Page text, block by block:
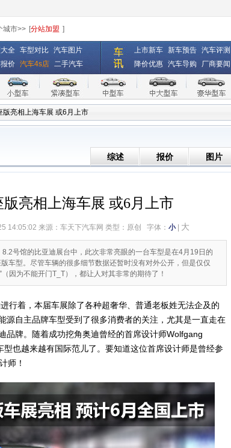
城市>> [分站加盟 ]
全 车型对比 汽车图片
价 汽车4s店 二手汽车
上市新车 新车预告 汽车评测
降价优惠 汽车导购 厂商要闻
版亮相上海车展 或6月上市
综述 报价 图片
版亮相上海车展 或6月上市
14:05:02 来源： 车天下汽车网 类型：原创 字体： 小| 大
号馆的比亚迪展台中，此次非常亮眼的一台车型是在4月19日的
车型。尽管车辆的很多细节数据还暂时没有对外公开，但是仅仅
因为不能开门T_T），都让人对其非常的期待了！
着，本届车展除了各种超奢华、普通老板姓无法企及的
源自主品牌车型受到了很多消费者的关注，尤其是一直走在
品牌。随着成功挖角奥迪曾经的首席设计师Wolfgang
也越来越有国际范儿了。要知道这位首席设计师是曾经参
师！